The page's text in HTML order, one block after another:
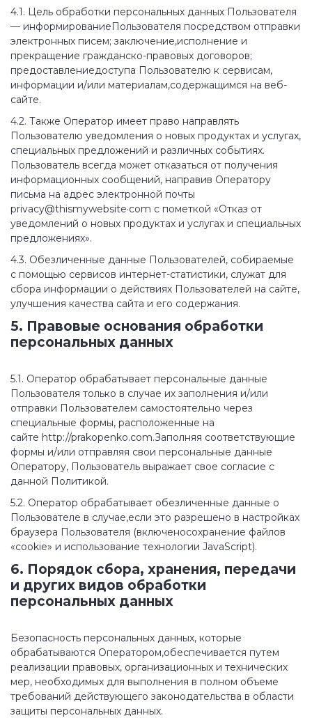
4.1. Цель обработки персональных данных Пользователя
— информированиеПользователя посредством отправки
электронных писем; заключение,исполнение и
прекращение гражданско-правовых договоров;
предоставлениедоступа Пользователю к сервисам,
информации и/или материалам,содержащимся на веб-
сайте.
4.2. Также Оператор имеет право направлять
Пользователю уведомления о новых продуктах и услугах,
специальных предложений и различных событиях.
Пользователь всегда может отказаться от получения
информационных сообщений, направив Оператору
письма на адрес электронной почты
privacy@thismywebsite·com с пометкой «Отказ от
уведомлений о новых продуктах и услугах и специальных
предложениях».
4.3. Обезличенные данные Пользователей, собираемые
с помощью сервисов интернет-статистики, служат для
сбора информации о действиях Пользователей на сайте,
улучшения качества сайта и его содержания.
5. Правовые основания обработки
персональных данных
5.1. Оператор обрабатывает персональные данные
Пользователя только в случае их заполнения и/или
отправки Пользователем самостоятельно через
специальные формы, расположенные на
сайте http://prakopenko.com.Заполняя соответствующие
формы и/или отправляя свои персональные данные
Оператору, Пользователь выражает свое согласие с
данной Политикой.
5.2. Оператор обрабатывает обезличенные данные о
Пользователе в случае,если это разрешено в настройках
браузера Пользователя (включеносохранение файлов
«cookie» и использование технологии JavaScript).
6. Порядок сбора, хранения, передачи
и других видов обработки
персональных данных
Безопасность персональных данных, которые
обрабатываются Оператором,обеспечивается путем
реализации правовых, организационных и технических
мер, необходимых для выполнения в полном объеме
требований действующего законодательства в области
защиты персональных данных.